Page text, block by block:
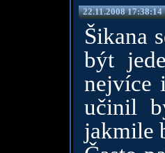
22.11.2008 17:38:14
Šikana
být
nejvíce
učinil
jakmile